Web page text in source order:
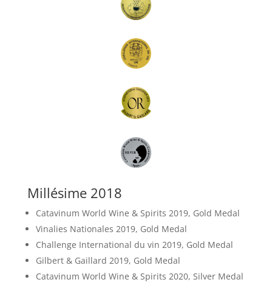
Millésime 2018
Catavinum World Wine & Spirits 2019, Gold Medal
Vinalies Nationales 2019, Gold Medal
Challenge International du vin 2019, Gold Medal
Gilbert & Gaillard 2019, Gold Medal
Catavinum World Wine & Spirits 2020, Silver Medal